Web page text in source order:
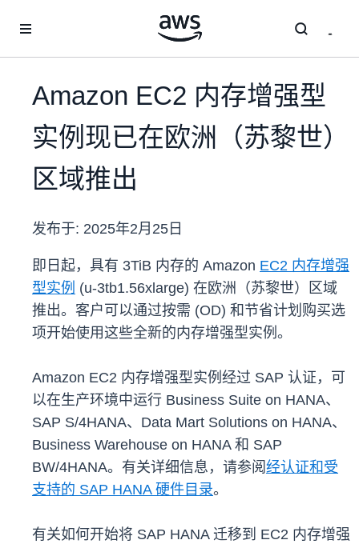
Amazon EC2 内存增强型
实例现已在欧洲（苏黎世）
区域推出
发布于: 2025年2月25日
即日起，具有 3TiB 内存的 Amazon EC2 内存增强
型实例 (u-3tb1.56xlarge) 在欧洲（苏黎世）区域
推出。客户可以通过按需 (OD) 和节省计划购买选
项开始使用这些全新的内存增强型实例。
Amazon EC2 内存增强型实例经过 SAP 认证，可
以在生产环境中运行 Business Suite on HANA、
SAP S/4HANA、Data Mart Solutions on HANA、
Business Warehouse on HANA 和 SAP
BW/4HANA。有关详细信息，请参阅 经认证和受
支持的 SAP HANA 硬件目录。
有关如何开始将 SAP HANA 迁移到 EC2 内存增强